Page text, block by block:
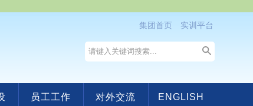
集团首页 实训平台
员工工作 对外交流 ENGLISH